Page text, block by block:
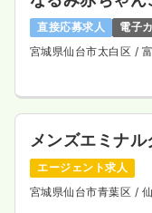
直接応募求人 電子
宮城県仙台市太白区 /
メンズエミナ
エージェント求人
宮城県仙台市青葉区 /